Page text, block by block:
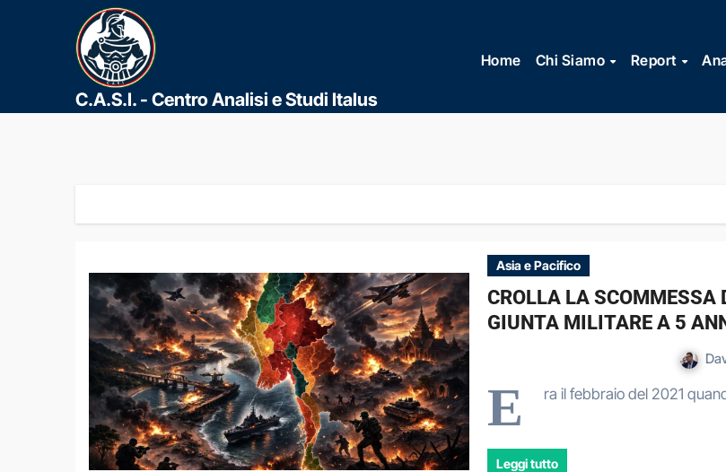
contenuto
C.A.S.I. - Centro Analisi e Studi Italus
Home Chi Siamo Report
Asia e Pacifico
CROLLA LA
GIUNTA MILITARE A 5
E
ra il febbraio del 2021
Leggi tutto